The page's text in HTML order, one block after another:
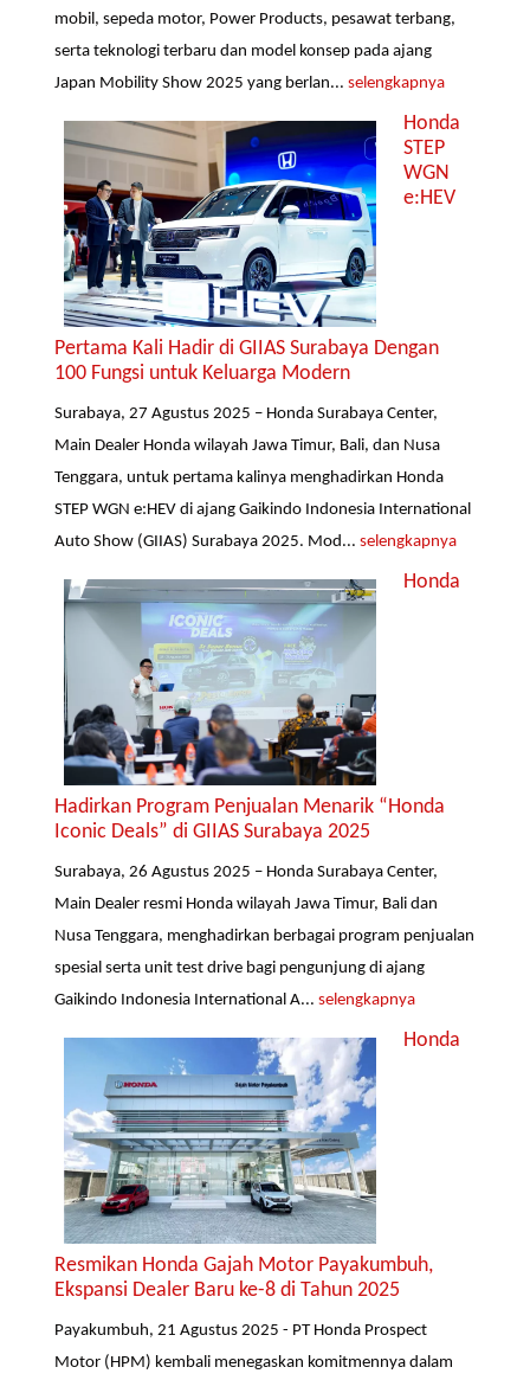
mobil, sepeda motor, Power Products, pesawat terbang,
serta teknologi terbaru dan model konsep pada ajang
Japan Mobility Show 2025 yang berlan...selengkapnya
Honda
STEP
WGN
e:HEV
Pertama Kali Hadir di GIIAS Surabaya Dengan
100 Fungsi untuk Keluarga Modern
Surabaya, 27 Agustus 2025 – Honda Surabaya Center,
Main Dealer Honda wilayah Jawa Timur, Bali, dan Nusa
Tenggara, untuk pertama kalinya menghadirkan Honda
STEP WGN e:HEV di ajang Gaikindo Indonesia International
Auto Show (GIIAS) Surabaya 2025. Mod...selengkapnya
Honda
Hadirkan Program Penjualan Menarik “Honda
Iconic Deals” di GIIAS Surabaya 2025
Surabaya, 26 Agustus 2025 – Honda Surabaya Center,
Main Dealer resmi Honda wilayah Jawa Timur, Bali dan
Nusa Tenggara, menghadirkan berbagai program penjualan
spesial serta unit test drive bagi pengunjung di ajang
Gaikindo Indonesia International A...selengkapnya
Honda
Resmikan Honda Gajah Motor Payakumbuh,
Ekspansi Dealer Baru ke-8 di Tahun 2025
Payakumbuh, 21 Agustus 2025 - PT Honda Prospect
Motor (HPM) kembali menegaskan komitmennya dalam